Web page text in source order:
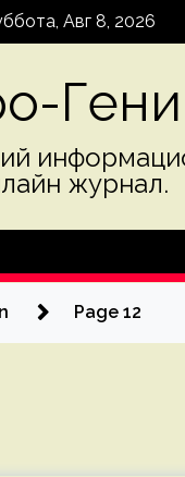
Авг 8, 2026
журнал.
Page 12